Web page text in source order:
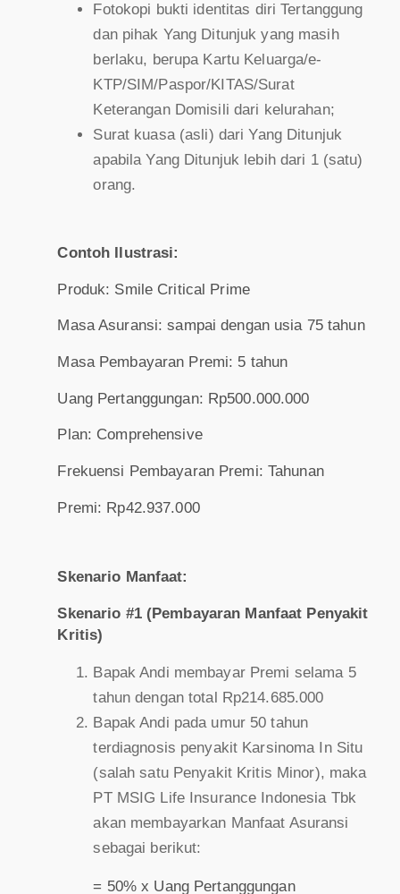
Fotokopi bukti identitas diri Tertanggung
dan pihak Yang Ditunjuk yang masih
berlaku, berupa Kartu Keluarga/e-
KTP/SIM/Paspor/KITAS/Surat
Keterangan Domisili dari kelurahan;
Surat kuasa (asli) dari Yang Ditunjuk
apabila Yang Ditunjuk lebih dari 1 (satu)
orang.
Contoh Ilustrasi:
Produk: Smile Critical Prime
Masa Asuransi: sampai dengan usia 75 tahun
Masa Pembayaran Premi: 5 tahun
Uang Pertanggungan: Rp500.000.000
Plan: Comprehensive
Frekuensi Pembayaran Premi: Tahunan
Premi: Rp42.937.000
Skenario Manfaat:
Skenario #1 (Pembayaran Manfaat Penyakit
Kritis)
Bapak Andi membayar Premi selama 5
tahun dengan total Rp214.685.000
Bapak Andi pada umur 50 tahun
terdiagnosis penyakit Karsinoma In Situ
(salah satu Penyakit Kritis Minor), maka
PT MSIG Life Insurance Indonesia Tbk
akan membayarkan Manfaat Asuransi
sebagai berikut:
= 50% x Uang Pertanggungan